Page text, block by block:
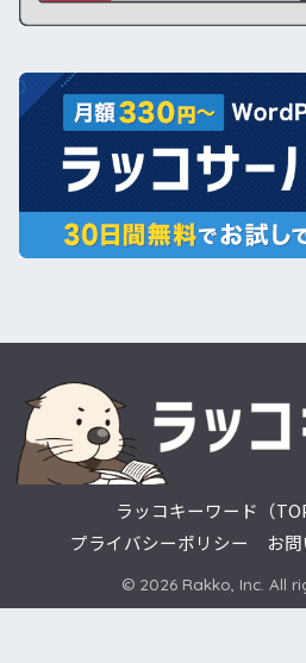
ラッコキーワード（TOP
プライバシーポリシー
お
© 2026 Rakko, Inc. All